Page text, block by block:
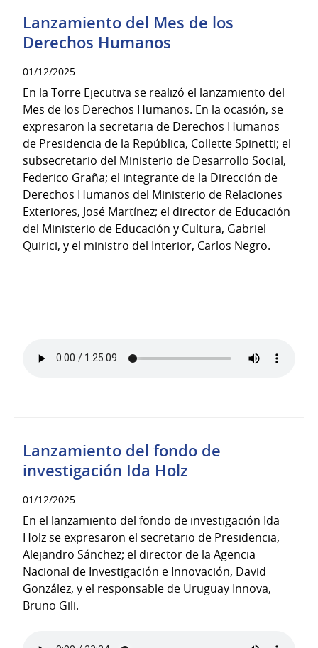
Lanzamiento del Mes de los
Derechos Humanos
01/12/2025
En la Torre Ejecutiva se realizó el lanzamiento del
Mes de los Derechos Humanos. En la ocasión, se
expresaron la secretaria de Derechos Humanos
de Presidencia de la República, Collette Spinetti; el
subsecretario del Ministerio de Desarrollo Social,
Federico Graña; el integrante de la Dirección de
Derechos Humanos del Ministerio de Relaciones
Exteriores, José Martínez; el director de Educación
del Ministerio de Educación y Cultura, Gabriel
Quirici, y el ministro del Interior, Carlos Negro.
Lanzamiento del fondo de
investigación Ida Holz
01/12/2025
En el lanzamiento del fondo de investigación Ida
Holz se expresaron el secretario de Presidencia,
Alejandro Sánchez; el director de la Agencia
Nacional de Investigación e Innovación, David
González, y el responsable de Uruguay Innova,
Bruno Gili.